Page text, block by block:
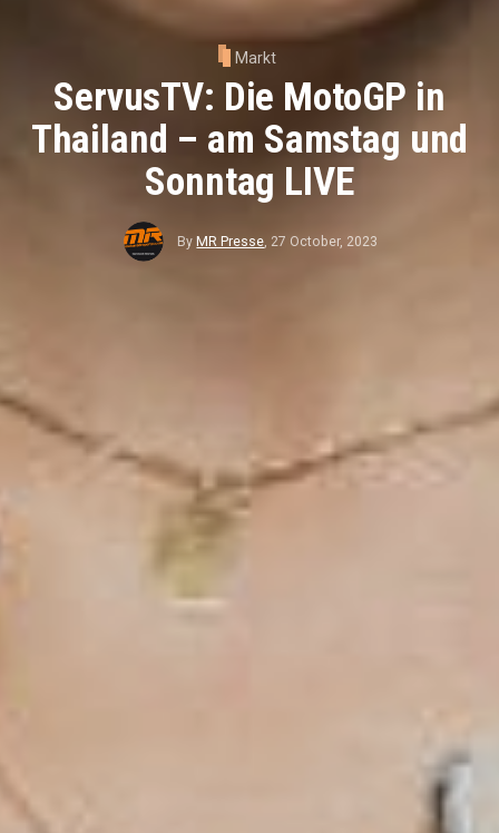
Markt
ServusTV: Die MotoGP in
Thailand – am Samstag und
Sonntag LIVE
By MR Presse, 27 October, 2023